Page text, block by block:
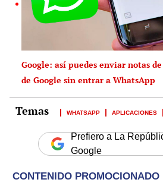
Google: así puedes enviar notas
de Google sin entrar a WhatsApp
WHATSAPP APLICACIONES
Prefiero a La
Google